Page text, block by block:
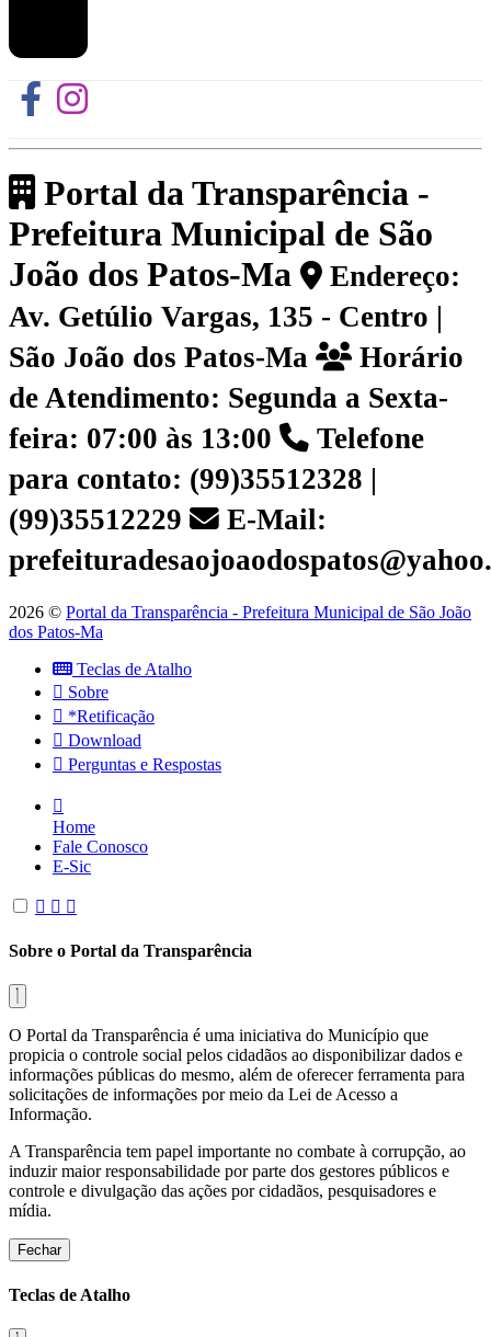
Portal da Transparência -
Prefeitura Municipal de São
João dos Patos-Ma
Endereço:
Av. Getúlio Vargas, 135 - Centro |
São João dos Patos-Ma
Horário
de Atendimento: Segunda a Sexta-
feira: 07:00 às 13:00
Telefone
para contato: (99)35512328 |
(99)35512229
E-Mail:
2026 © Portal da Transparência - Prefeitura Municipal de São João
dos Patos-Ma
Teclas de Atalho
Sobre
*Retificação
Download
Perguntas e Respostas
Home
Fale Conosco
E-Sic
Sobre o Portal da Transparência
O Portal da Transparência é uma iniciativa do Município que
propicia o controle social pelos cidadãos ao disponibilizar dados e
informações públicas do mesmo, além de oferecer ferramenta para
solicitações de informações por meio da Lei de Acesso a
Informação.
A Transparência tem papel importante no combate à corrupção, ao
induzir maior responsabilidade por parte dos gestores públicos e
controle e divulgação das ações por cidadãos, pesquisadores e
mídia.
Fechar
Teclas de Atalho